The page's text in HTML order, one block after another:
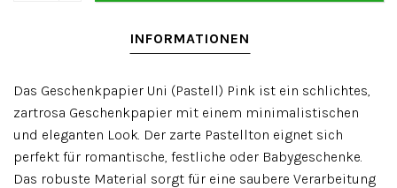
INFORMATIONEN
Das Geschenkpapier Uni (Pastell) Pink ist ein schlichtes,
zartrosa Geschenkpapier mit einem minimalistischen
und eleganten Look. Der zarte Pastellton eignet sich
perfekt für romantische, festliche oder Babygeschenke.
Das robuste Material sorgt für eine saubere Verarbeitung